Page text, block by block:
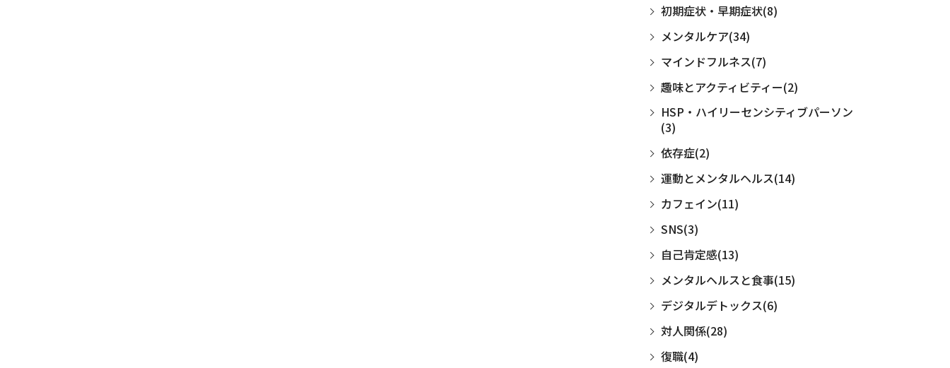
初期症状・早期症状(8)
メンタルケア(34)
マインドフルネス(7)
趣味とアクティビティー(2)
HSP・ハイリーセンシティブパーソン
(3)
依存症(2)
運動とメンタルヘルス(14)
カフェイン(11)
SNS(3)
自己肯定感(13)
メンタルヘルスと食事(15)
デジタルデトックス(6)
対人関係(28)
復職(4)